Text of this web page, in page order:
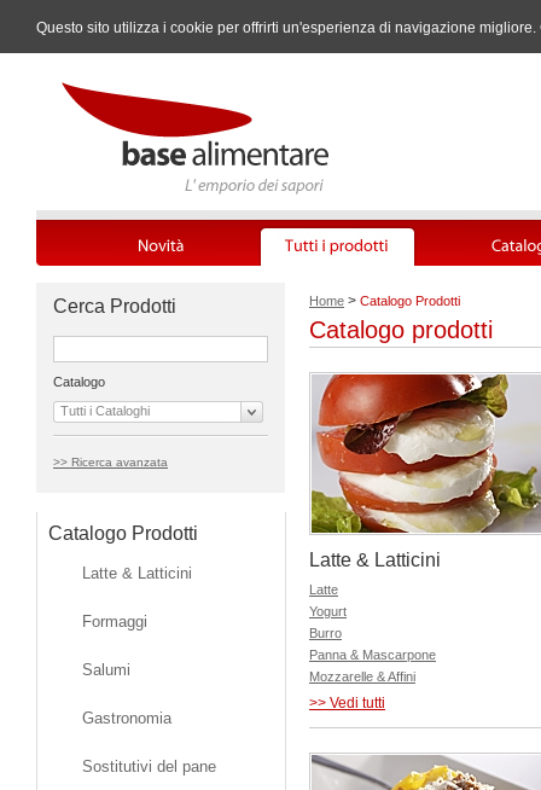
Questo sito utilizza i cookie per offrirti un'esperienza di navigazione
Cerca Prodotti
Catalogo
Tutti i Cataloghi
>> Ricerca avanzata
Catalogo Prodotti
Latte & Latticini
Formaggi
Salumi
Gastronomia
Sostitutivi del pane
Home > Catalogo Prodotti
Catalogo prodotti
Latte & Latticini
Latte
Yogurt
Burro
Panna & Mascarpone
Mozzarelle & Affini
>> Vedi tutti